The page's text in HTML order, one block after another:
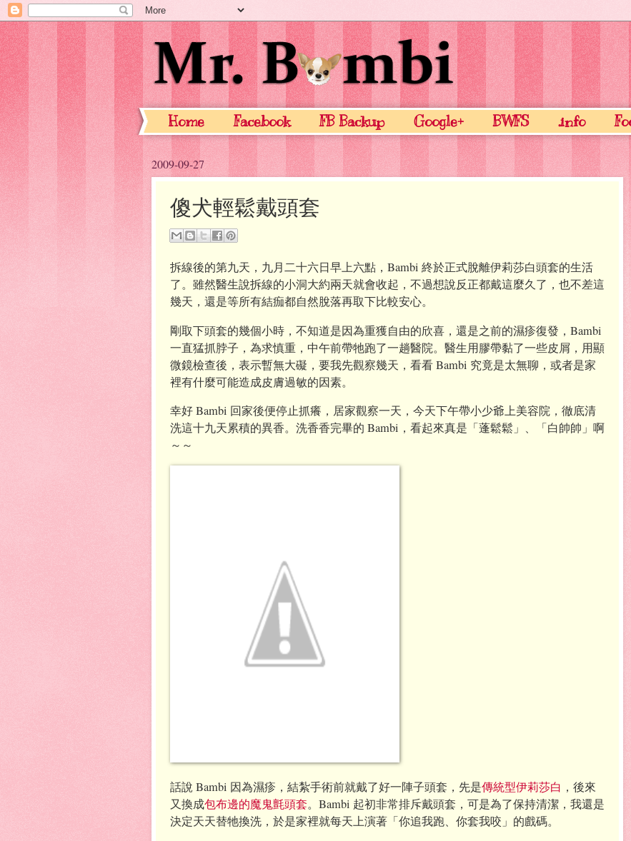
Home Facebook FB Backup Google+ BWFS .info
2009-09-27
傻犬輕鬆戴頭套
拆線後的第九天，九月二十六日早上六點，Bambi 終於正式脫離伊莉莎白頭套的生活
了。雖然醫生說拆線的小洞大約兩天就會收起，不過想說反正都戴這麼久了，也不差這
幾天，還是等所有結痂都自然脫落再取下比較安心。
剛取下頭套的幾個小時，不知道是因為重獲自由的欣喜，還是之前的濕疹復發，Bambi
一直猛抓脖子，為求慎重，中午前帶牠跑了一趟醫院。醫生用膠帶黏了一些皮屑，用顯
微鏡檢查後，表示暫無大礙，要我先觀察幾天，看看 Bambi 究竟是太無聊，或者是家
裡有什麼可能造成皮膚過敏的因素。
幸好 Bambi 回家後便停止抓癢，居家觀察一天，今天下午帶小少爺上美容院，徹底清
洗這十九天累積的異香。洗香香完畢的 Bambi，看起來真是「蓬鬆鬆」、「白帥帥」啊
～～
話說 Bambi 因為濕疹，結紮手術前就戴了好一陣子頭套，先是傳統型伊莉莎白 ，後來
又換成包布邊的魔鬼氈頭套。Bambi 起初非常排斥戴頭套，可是為了保持清潔，我還是
決定天天替牠換洗，於是家裡就每天上演著「你追我跑、你套我咬」的戲碼。